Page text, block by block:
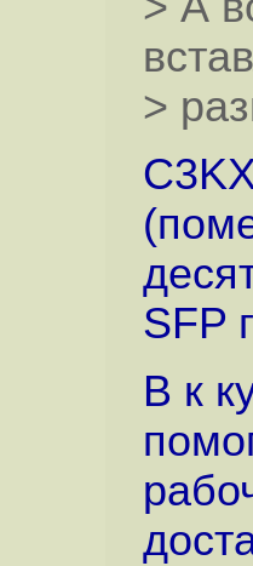
>
SFP
В к